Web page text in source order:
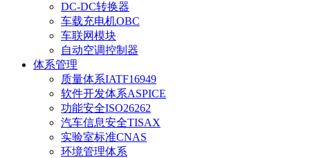
DC-DC转换器
车载充电机OBC
车联网模块
自动空调控制器
体系管理
质量体系IATF16949
软件开发体系ASPICE
功能安全ISO26262
汽车信息安全TISAX
实验室标准CNAS
环境管理体系